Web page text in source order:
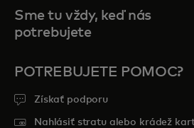
Sme tu vždy, keď nás
potrebujete
POTREBUJETE POMOC?
Získať podporu
Nahlásiť stratu alebo krádež